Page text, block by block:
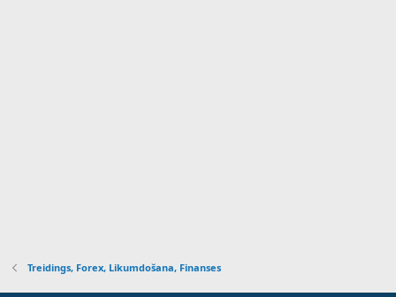
Treidings, Forex, Likumdošana, Finanses